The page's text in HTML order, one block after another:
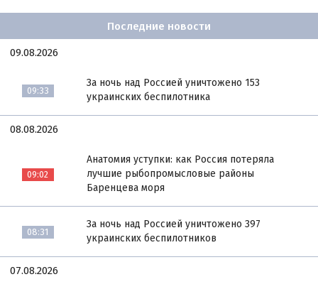
Последние новости
09.08.2026
09:33
За ночь над Россией уничтожено 153
украинских беспилотника
08.08.2026
09:02
Анатомия уступки: как Россия потеряла
лучшие рыбопромысловые районы
Баренцева моря
08:31
За ночь над Россией уничтожено 397
украинских беспилотников
07.08.2026